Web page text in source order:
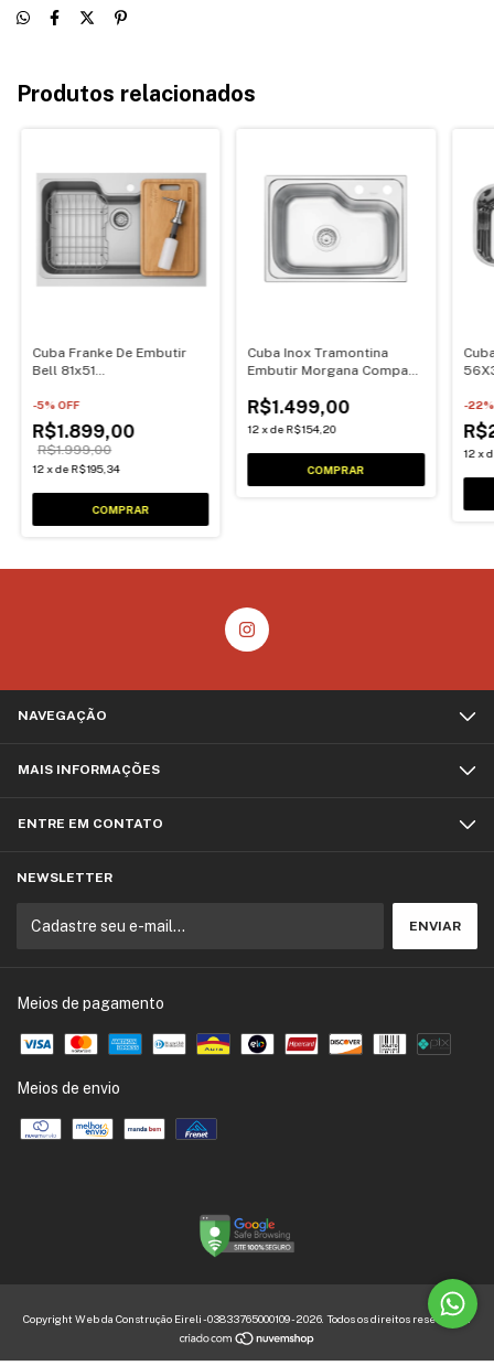
Produtos relacionados
Cuba Franke De Embutir
Bell 81x51
Inox
-5% OFF
R$1.899,00
R$1.999,00
12xdeR$195,34
Cuba Inox Tramontina
Embutir Morgana Compact
Valvula
R$1.499,00
12 xdeR$154,20
-22
12x
NAVEGAÇÃO
MAIS INFORMAÇÕES
ENTRE EM CONTATO
NEWSLETTER
Meios de pagamento
Meios de envio
Copyright Web da Construção Eireli - 03833765000109 - 2026. Todos os direitos reservados.